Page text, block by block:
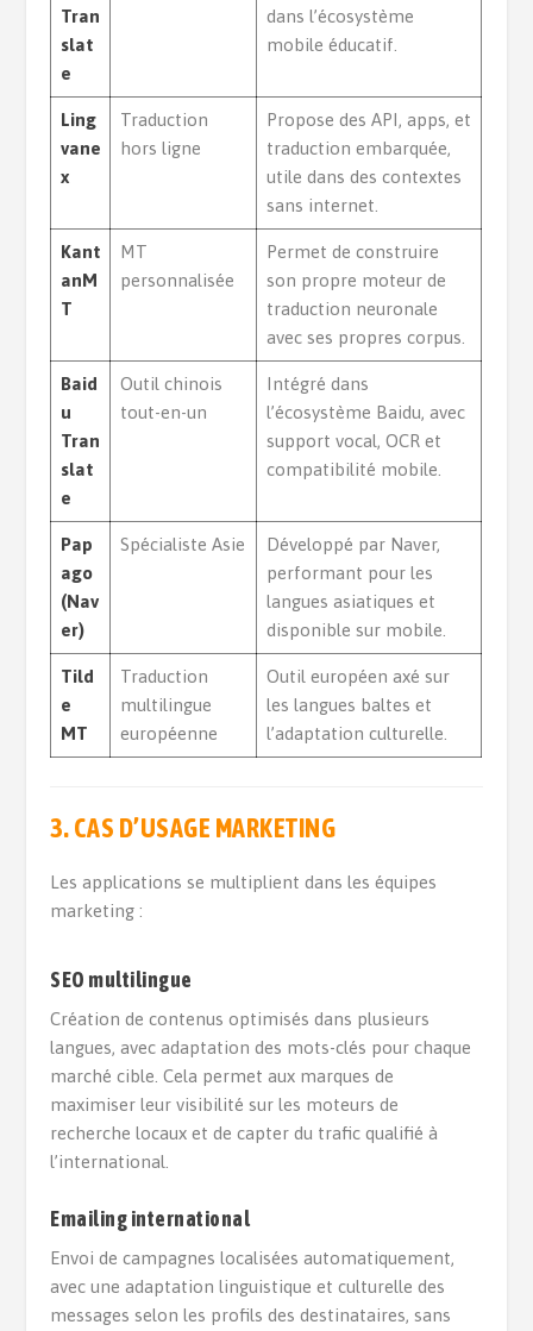
Tran
slat
e
dans l’écosystème
mobile éducatif.
Ling
vane
x
Traduction
hors ligne
Propose des API, apps, et
traduction embarquée,
utile dans des contextes
sans internet.
Kant
anM
T
MT
personnalisée
Permet de construire
son propre moteur de
traduction neuronale
avec ses propres corpus.
Baid
u
Tran
slat
e
Outil chinois
tout-en-un
Intégré dans
l’écosystème Baidu, avec
support vocal, OCR et
compatibilité mobile.
Pap
ago
(Nav
er)
Spécialiste Asie
Développé par Naver,
performant pour les
langues asiatiques et
disponible sur mobile.
Tild
e
MT
Traduction
multilingue
européenne
Outil européen axé sur
les langues baltes et
l’adaptation culturelle.
3. CAS D’USAGE MARKETING
Les applications se multiplient dans les équipes
marketing :
SEO multilingue
Création de contenus optimisés dans plusieurs
langues, avec adaptation des mots-clés pour chaque
marché cible. Cela permet aux marques de
maximiser leur visibilité sur les moteurs de
recherche locaux et de capter du trafic qualifié à
l’international.
Emailing international
Envoi de campagnes localisées automatiquement,
avec une adaptation linguistique et culturelle des
messages selon les profils des destinataires, sans